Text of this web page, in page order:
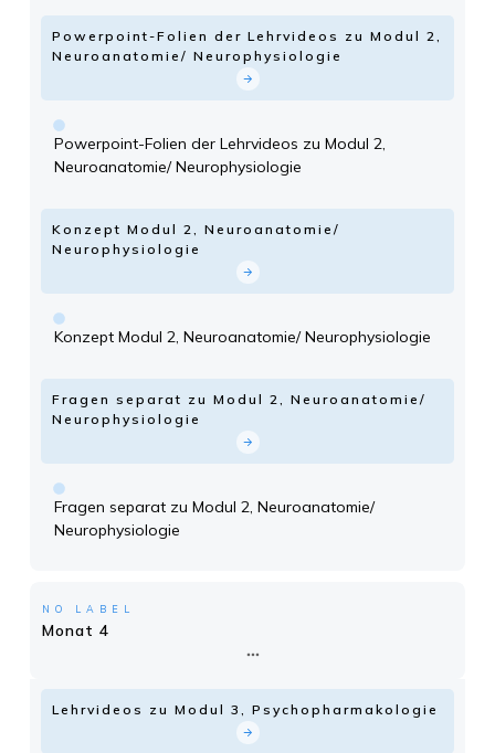
Powerpoint-Folien der Lehrvideos zu Modul 2,
Neuroanatomie/ Neurophysiologie
Powerpoint-Folien der Lehrvideos zu Modul 2,
Neuroanatomie/ Neurophysiologie
Konzept Modul 2, Neuroanatomie/
Neurophysiologie
Konzept Modul 2, Neuroanatomie/ Neurophysiologie
Fragen separat zu Modul 2, Neuroanatomie/
Neurophysiologie
Fragen separat zu Modul 2, Neuroanatomie/
Neurophysiologie
NO LABEL
Monat 4
Lehrvideos zu Modul 3, Psychopharmakologie